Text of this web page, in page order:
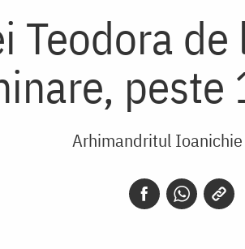
Teodora
peste
Arhimandritul